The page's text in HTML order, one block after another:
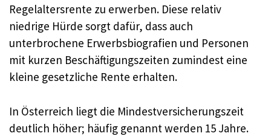
Regelaltersrente zu erwerben. Diese relativ
niedrige Hürde sorgt dafür, dass auch
unterbrochene Erwerbsbiografien und Personen
mit kurzen Beschäftigungszeiten zumindest eine
kleine gesetzliche Rente erhalten.
In Österreich liegt die Mindestversicherungszeit
deutlich höher; häufig genannt werden 15 Jahre.